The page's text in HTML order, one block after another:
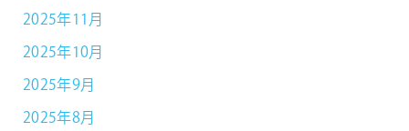
2025年11月
2025年10月
2025年9月
2025年8月